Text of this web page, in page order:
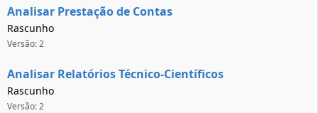
Analisar Prestação de Contas
Rascunho
Versão: 2
Analisar Relatórios Técnico-Científicos
Rascunho
Versão: 2